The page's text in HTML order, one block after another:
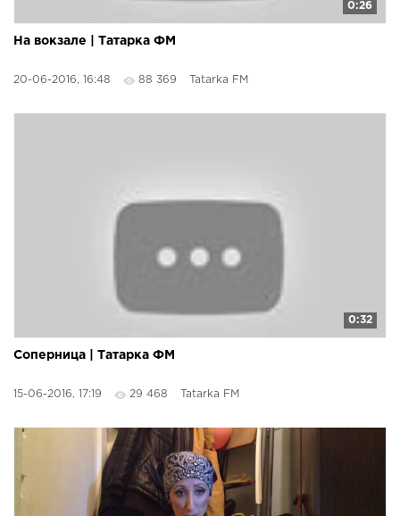
0:26
На вокзале | Татарка ФМ
20-06-2016, 16:48 88 369 Tatarka FM
0:32
Соперница | Татарка ФМ
15-06-2016, 17:19 29 468 Tatarka FM